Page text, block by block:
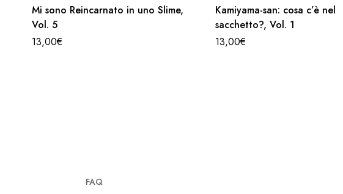
Mi sono Reincarnato in uno Slime,
Vol. 5
13,00€
Kamiyama-san: cosa c’è nel
sacchetto?, Vol. 1
13,00€
FAQ